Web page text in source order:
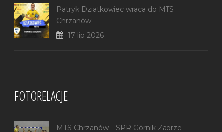
Patryk Dziatkowiec wraca do MTS
Chrzanów
17 lip 2026
FOTORELACJE
MTS Chrzanów – SPR Górnik Zabrze